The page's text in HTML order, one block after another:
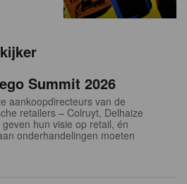
Summit 2026
aankoopdirecteurs van de
retailers – Colruyt, Delhaize
hun visie op retail, én
onderhandelingen moeten